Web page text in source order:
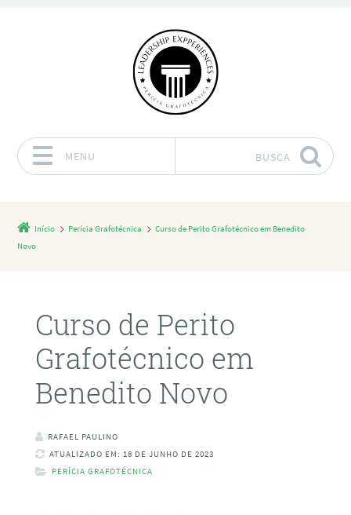
MENU BUSCA
Início Perícia Grafotécnica
Curso de Perito Grafotécnico em Benedito
Novo
Curso de Perito
Grafotécnico em
Benedito Novo
RAFAEL PAULINO
ATUALIZADO EM: 18 DE JUNHO DE 2023
PERÍCIA GRAFOTÉCNICA